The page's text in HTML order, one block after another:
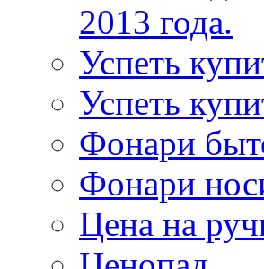
2013 года.
Успеть
Успеть
Фонари
Фонари
Цена на